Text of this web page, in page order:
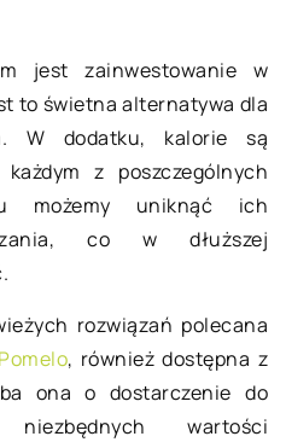
jest zainwestowanie w
to świetna alternatywa dla
W dodatku, kalorie są
z poszczególnych
możemy uniknąć ich
co w dłuższej
rozwiązań polecana
, również dostępna z
ona o dostarczenie do
wartości